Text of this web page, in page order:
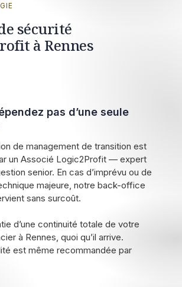
sécurité
à Rennes
pas d’une seule
de management de transition est
un Associé Logic2Profit — expert
senior. En cas d’imprévu ou de
majeure, notre back-office
sans surcoût.
d’une continuité totale de votre
à Rennes, quoi qu’il arrive.
est même recommandée par